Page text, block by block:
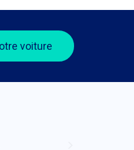
voiture